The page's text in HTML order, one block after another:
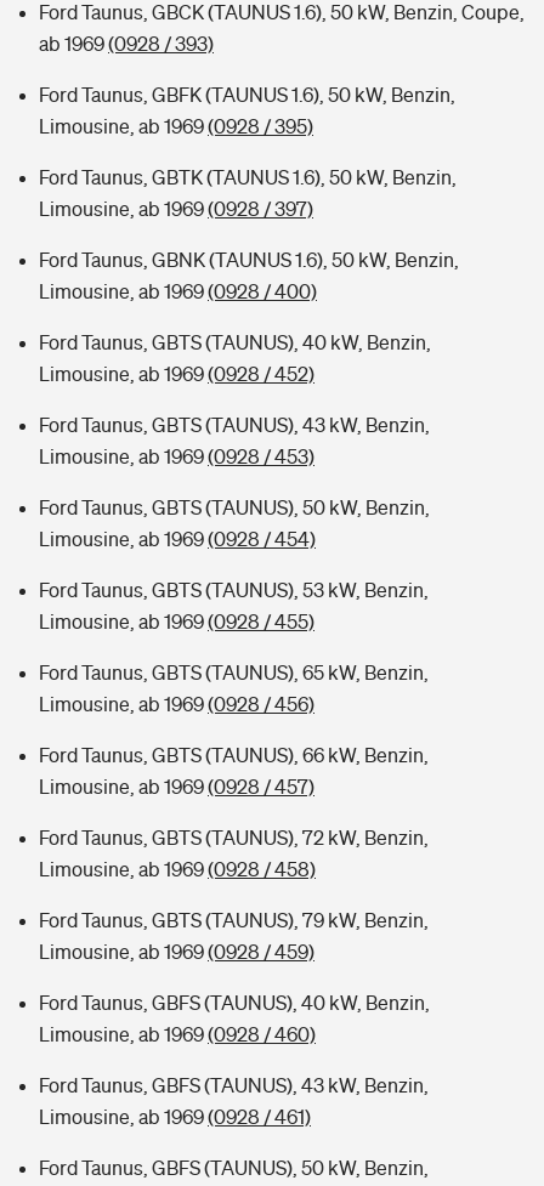
Ford Taunus, GBCK (TAUNUS 1.6), 50 kW, Benzin, Coupe,
ab 1969(0928 / 393)
Ford Taunus, GBFK (TAUNUS 1.6), 50 kW, Benzin,
Limousine, ab 1969(0928 / 395)
Ford Taunus, GBTK (TAUNUS 1.6), 50 kW, Benzin,
Limousine, ab 1969(0928 / 397)
Ford Taunus, GBNK (TAUNUS 1.6), 50 kW, Benzin,
Limousine, ab 1969(0928 / 400)
Ford Taunus, GBTS (TAUNUS), 40 kW, Benzin,
Limousine, ab 1969(0928 / 452)
Ford Taunus, GBTS (TAUNUS), 43 kW, Benzin,
Limousine, ab 1969(0928 / 453)
Ford Taunus, GBTS (TAUNUS), 50 kW, Benzin,
Limousine, ab 1969(0928 / 454)
Ford Taunus, GBTS (TAUNUS), 53 kW, Benzin,
Limousine, ab 1969(0928 / 455)
Ford Taunus, GBTS (TAUNUS), 65 kW, Benzin,
Limousine, ab 1969(0928 / 456)
Ford Taunus, GBTS (TAUNUS), 66 kW, Benzin,
Limousine, ab 1969(0928 / 457)
Ford Taunus, GBTS (TAUNUS), 72 kW, Benzin,
Limousine, ab 1969(0928 / 458)
Ford Taunus, GBTS (TAUNUS), 79 kW, Benzin,
Limousine, ab 1969(0928 / 459)
Ford Taunus, GBFS (TAUNUS), 40 kW, Benzin,
Limousine, ab 1969(0928 / 460)
Ford Taunus, GBFS (TAUNUS), 43 kW, Benzin,
Limousine, ab 1969(0928 / 461)
Ford Taunus, GBFS (TAUNUS), 50 kW, Benzin,